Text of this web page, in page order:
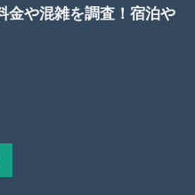
金や混雑を調査！宿泊や